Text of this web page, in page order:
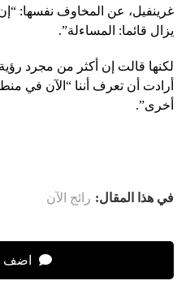
غرينفيل، عن المخاوف نفسها:
يزال قائما: المساءلة”.
لكنها قالت إن أكثر من مجرد
أرادت أن تعرف أننا “الآن في
أخرى”.
في هذا المقال: رائج الآن
اضف